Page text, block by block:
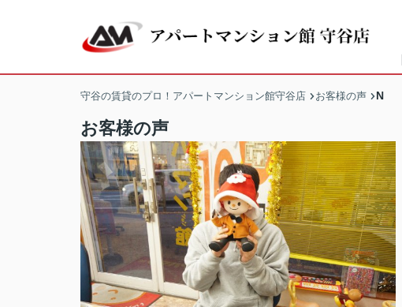
守谷の賃貸のプロ！アパートマンション館守谷店 お客様の声 N
お客様の声